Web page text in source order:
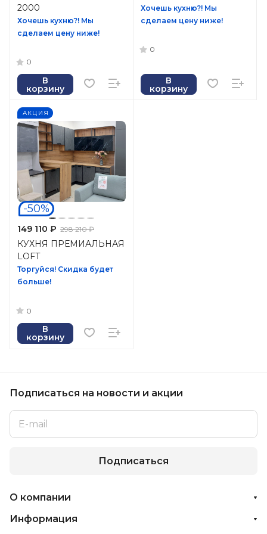
2000
Хочешь кухню?! Мы
сделаем цену ниже!
0
В
корзину
Хочешь кухню?! Мы
сделаем цену ниже!
0
В
корзину
АКЦИЯ
-50%
149 110 ₽ 298 210 ₽
КУХНЯ ПРЕМИАЛЬНАЯ
LOFT
Торгуйся! Скидка будет
больше!
0
В
корзину
Подписаться на новости и акции
Подписаться
О компании
Информация